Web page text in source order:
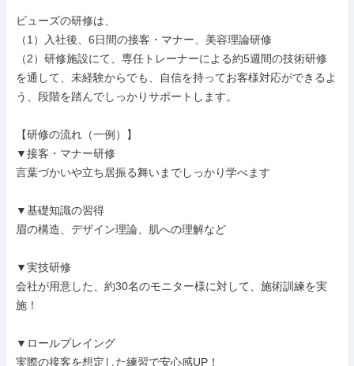
ビューズの研修は、
（1）入社後、6日間の接客・マナー、美容理論研修
（2）研修施設にて、専任トレーナーによる約5週間の技術研修
を通して、未経験からでも、自信を持ってお客様対応ができるよ
う、段階を踏んでしっかりサポートします。
【研修の流れ（一例）】
▼接客・マナー研修
言葉づかいや立ち居振る舞いまでしっかり学べます
▼基礎知識の習得
眉の構造、デザイン理論、肌への理解など
▼実技研修
会社が用意した、約30名のモニター様に対して、施術訓練を実
施！
▼ロールプレイング
実際の接客を想定した練習で安心感UP！